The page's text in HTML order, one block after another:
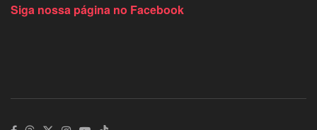
Siga nossa página no Facebook